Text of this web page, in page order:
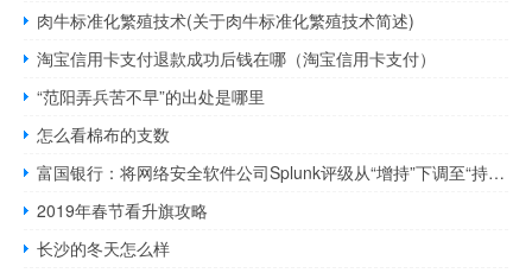
肉牛标准化繁殖技术(关于肉牛标准化繁殖技术简述)
淘宝信用卡支付退款成功后钱在哪（淘宝信用卡支付）
“范阳弄兵苦不早”的出处是哪里
怎么看棉布的支数
富国银行：将网络安全软件公司Splunk评级从“增持”下调至“持有”
2019年春节看升旗攻略
长沙的冬天怎么样